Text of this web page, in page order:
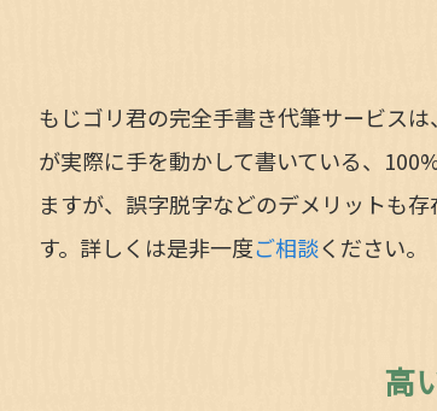
もじゴリ君の完全手書き代筆サービス
が実際に手を動かして書いている、
ますが、誤字脱字などのデメリットも
す。詳しくは是非一度ご相談ください。
高